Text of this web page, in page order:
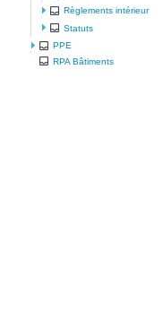
Règlements intérieur
Statuts
PPE
RPA Bâtiments